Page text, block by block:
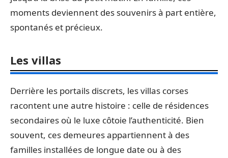
moments deviennent des souvenirs à part entière,
spontanés et précieux.
Les villas
Derrière les portails discrets, les villas corses
racontent une autre histoire : celle de résidences
secondaires où le luxe côtoie l’authenticité. Bien
souvent, ces demeures appartiennent à des
familles installées de longue date ou à des